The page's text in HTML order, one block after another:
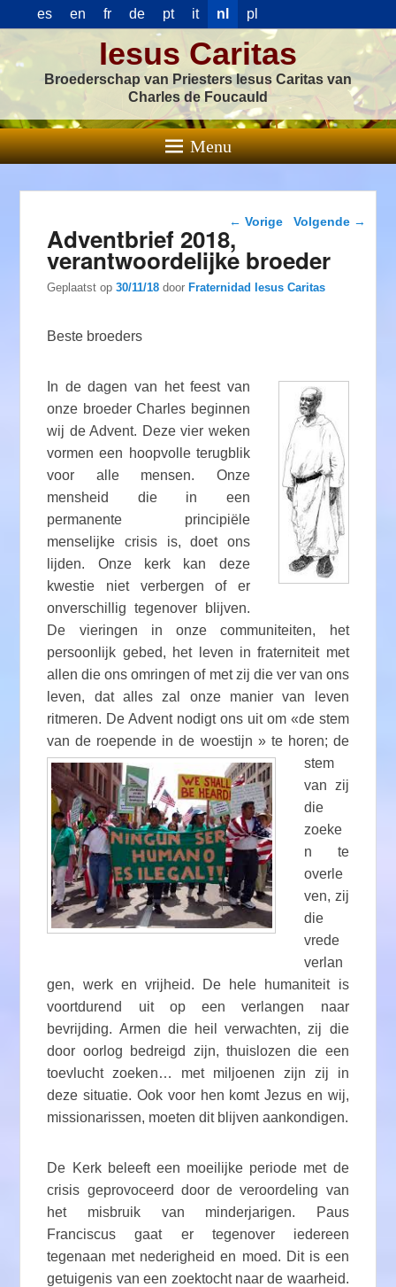
es en fr de pt it nl pl
Iesus Caritas
Broederschap van Priesters Iesus Caritas van
Charles de Foucauld
Menu
Berichtnavigatie
← Vorige Volgende →
Adventbrief 2018,
verantwoordelijke broeder
Geplaatst op30/11/18 doorFraternidad Iesus Caritas
Beste broeders
In de dagen van het feest van
onze broeder Charles beginnen
wij de Advent. Deze vier weken
vormen een hoopvolle terugblik
voor alle mensen. Onze
mensheid die in een
permanente principiële
menselijke crisis is, doet ons
lijden. Onze kerk kan deze
kwestie niet verbergen of er
onverschillig tegenover blijven.
De vieringen in onze communiteiten, het
persoonlijk gebed, het leven in fraterniteit met
allen die ons omringen of met zij die ver van ons
leven, dat alles zal onze manier van leven
ritmeren. De Advent nodigt ons uit om «de stem
van de roepende in de woestijn » te horen; de
stem
van zij
die
zoeke
n te
overle
ven, zij
die
vrede
verlan
gen, werk en vrijheid. De hele humaniteit is
voortdurend uit op een verlangen naar
bevrijding. Armen die heil verwachten, zij die
door oorlog bedreigd zijn, thuislozen die een
toevlucht zoeken… met miljoenen zijn zij in
deze situatie. Ook voor hen komt Jezus en wij,
missionarissen, moeten dit blijven aankondigen.
De Kerk beleeft een moeilijke periode met de
crisis geprovoceerd door de veroordeling van
het misbruik van minderjarigen. Paus
Franciscus gaat er tegenover iedereen
tegenaan met nederigheid en moed. Dit is een
getuigenis van een zoektocht naar de waarheid.